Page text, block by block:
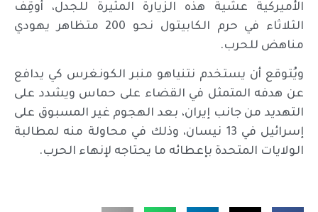
الأميركية عشية هذه الزيارة المثيرة للجدل، أوقِف
الثلاثاء في حرم الكابيتول نحو 200 متظاهر يهودي
مناهض للحرب.
ويُتوقع أن يستخدم نتنياهو منبر الكونغرس كي يدافع
عن هدفه المتمثل في القضاء على حماس ويشدد على
التهديد من جانب إيران، بعد الهجوم غير المسبوق على
إسرائيل في 13 نيسان، وذلك في محاولة منه لمطالبة
الولايات المتحدة بإعطائه ما يحتاجه لإنهاء الحرب.